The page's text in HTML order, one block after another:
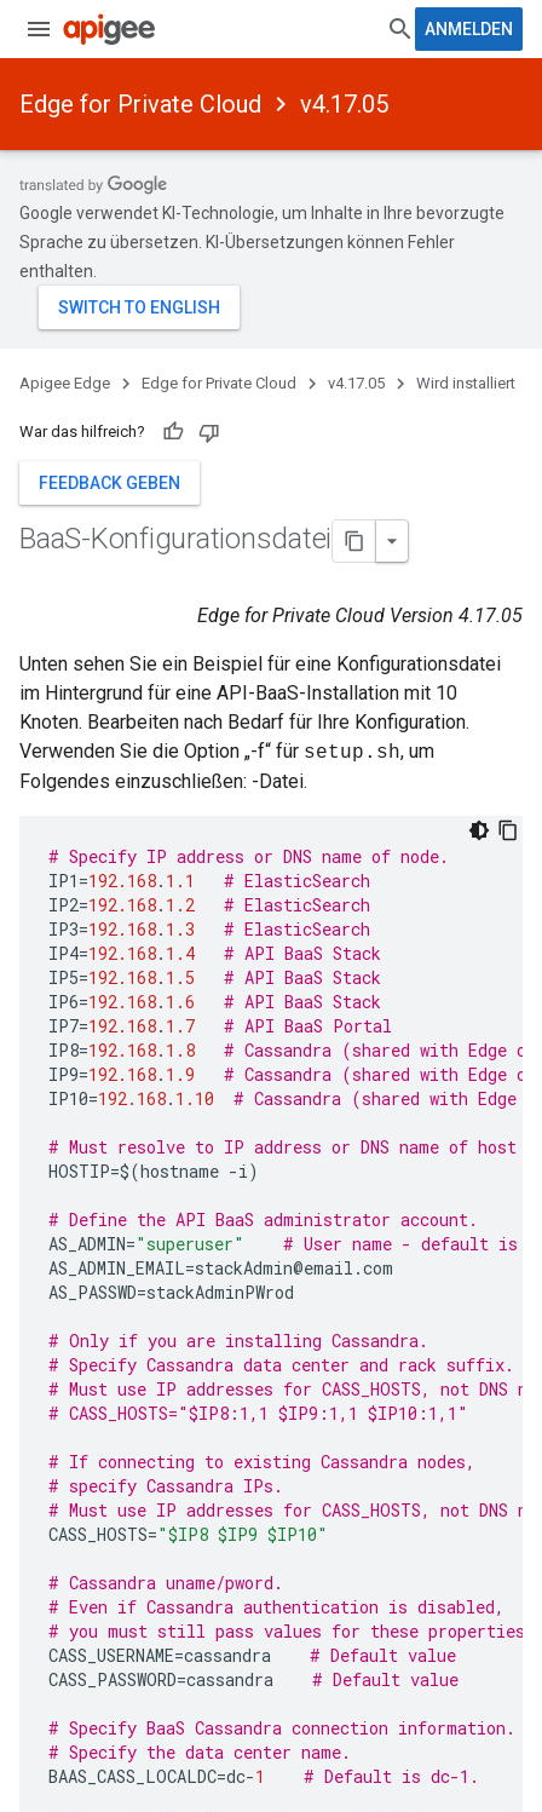
ANMELDEN
Edge for Private Cloud v4.17.05
Google verwendet KI-Technologie, um Inhalte in Ihre bevorzugte
Sprache zu übersetzen. KI-Übersetzungen können Fehler
enthalten.
Apigee Edge Edge for Private Cloud v4.17.05 Wird installiert
War das hilfreich?
FEEDBACK GEBEN
BaaS-Konfigurationsdatei
Edge for Private Cloud Version 4.17.05
Unten sehen Sie ein Beispiel für eine Konfigurationsdatei
im Hintergrund für eine API-BaaS-Installation mit 10
Knoten. Bearbeiten nach Bedarf für Ihre Konfiguration.
Verwenden Sie die Option „-f“ für setup.sh, um
Folgendes einzuschließen: -Datei.
# Specify IP address or DNS name of node.
IP1 =192.168. 1.1
# ElasticSearch
IP2=192.168. 1.2
# ElasticSearch
IP3=192.168. 1.3
# ElasticSearch
IP4=192.168. 1.4
# API BaaS Stack
IP5=192.168. 1.5
# API BaaS Stack
IP6=192.168. 1.6
# API BaaS Stack
IP7=192.168. 1.7
# API BaaS Portal
IP8=192.168. 1.8
# Cassandra (shared with Edge
IP9=192.168. 1.9
# Cassandra (shared with Edge
IP10=192.168. 1.10 # Cassandra (shared with Edge
# Must resolve to IP address or DNS name of
HOSTIP=$(hostname -i)
# Define the API BaaS administrator account.
AS_ADMIN="superuser"
# User name - default is
AS_ADMIN_EMAIL=stackAdmin@email .com
AS_PASSWD=stackAdminPWrod
# Only if you are installing Cassandra.
# Specify Cassandra data center and rack suffix.
# Must use IP addresses for CASS_HOSTS, not DNS
# CASS_HOSTS="$IP8:1,1 $IP9:1,1 $IP10:1,1"
# If connecting to existing Cassandra nodes,
# specify Cassandra IPs.
# Must use IP addresses for CASS_HOSTS, not DNS
CASS_HOSTS="$IP8 $IP9 $IP10"
# Cassandra uname/pword.
# Even if Cassandra authentication is disabled,
# you must still pass values for these properties.
CASS_USERNAME=cassandra
# Default value
CASS_PASSWORD=cassandra # Default value
# Specify BaaS Cassandra connection information.
# Specify the data center name.
BAAS_CASS_LOCALDC=dc-1 # Default is dc-1.